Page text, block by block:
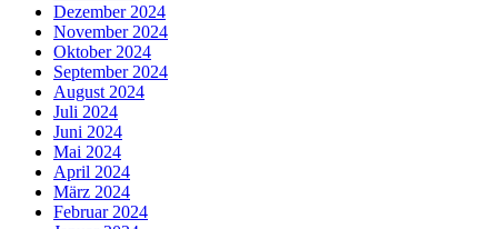
Dezember 2024
November 2024
Oktober 2024
September 2024
August 2024
Juli 2024
Juni 2024
Mai 2024
April 2024
März 2024
Februar 2024